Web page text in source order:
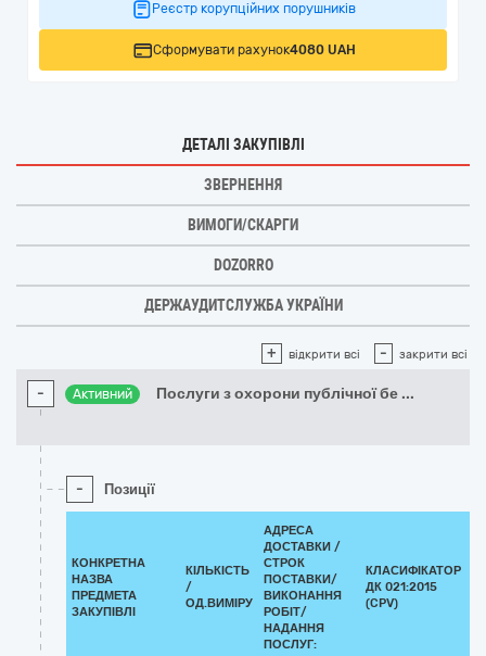
Реєстр корупційних порушників
Сформувати рахунок4080 UAH
ДЕТАЛІ ЗАКУПІВЛІ
ЗВЕРНЕННЯ
ВИМОГИ/СКАРГИ
DOZORRO
ДЕРЖАУДИТСЛУЖБА УКРАЇНИ
+ відкрити всі - закрити всі
- Активний Послуги з охорони публічної бе ...
- Позиції
КОНКРЕТНА
НАЗВА
ПРЕДМЕТА
ЗАКУПІВЛІ
КІЛЬКІСТЬ
/
ОД.ВИМІРУ
АДРЕСА
ДОСТАВКИ /
СТРОК
ПОСТАВКИ/
ВИКОНАННЯ
РОБІТ/
НАДАННЯ
ПОСЛУГ:
КЛАСИФІКАТОР
ДК 021:2015
(CPV)